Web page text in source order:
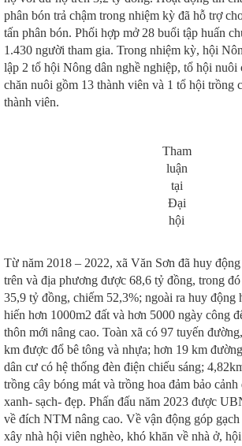
phân bón trả chậm trong nhiệm kỳ đã hỗ trợ
tấn phân bón. Phối hợp mở 28 buổi tập huấn
1.430 người tham gia. Trong nhiệm kỳ, hội
lập 2 tổ hội Nông dân nghề nghiệp, tổ hội nuôi
chăn nuôi gồm 13 thành viên và 1 tổ hội trồng
thành viên.
Tham
luận
tại
Đại
hội
Từ năm 2018 – 2022, xã Văn Sơn đã huy
trên và địa phương được 68,6 tỷ đồng, trong
35,9 tỷ đồng, chiếm 52,3%; ngoài ra huy động
hiến hơn 1000m2 đất và hơn 5000 ngày công
thôn mới nâng cao. Toàn xã có 97 tuyến
km được đổ bê tông và nhựa; hơn 19 km
dân cư có hệ thống đèn điện chiếu sáng;
trồng cây bóng mát và trồng hoa đảm bảo
xanh- sạch- đẹp. Phấn đấu năm 2023 được
về đích NTM nâng cao. Về vận động góp
xây nhà hội viên nghèo, khó khăn về nhà ở,